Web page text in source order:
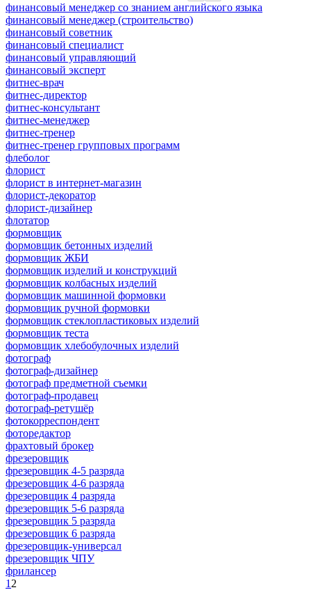
финансовый менеджер со знанием английского языка
финансовый менеджер (строительство)
финансовый советник
финансовый специалист
финансовый управляющий
финансовый эксперт
фитнес-врач
фитнес-директор
фитнес-консультант
фитнес-менеджер
фитнес-тренер
фитнес-тренер групповых программ
флеболог
флорист
флорист в интернет-магазин
флорист-декоратор
флорист-дизайнер
флотатор
формовщик
формовщик бетонных изделий
формовщик ЖБИ
формовщик изделий и конструкций
формовщик колбасных изделий
формовщик машинной формовки
формовщик ручной формовки
формовщик стеклопластиковых изделий
формовщик теста
формовщик хлебобулочных изделий
фотограф
фотограф-дизайнер
фотограф предметной съемки
фотограф-продавец
фотограф-ретушёр
фотокорреспондент
фоторедактор
фрахтовый брокер
фрезеровщик
фрезеровщик 4-5 разряда
фрезеровщик 4-6 разряда
фрезеровщик 4 разряда
фрезеровщик 5-6 разряда
фрезеровщик 5 разряда
фрезеровщик 6 разряда
фрезеровщик-универсал
фрезеровщик ЧПУ
фрилансер
1 2